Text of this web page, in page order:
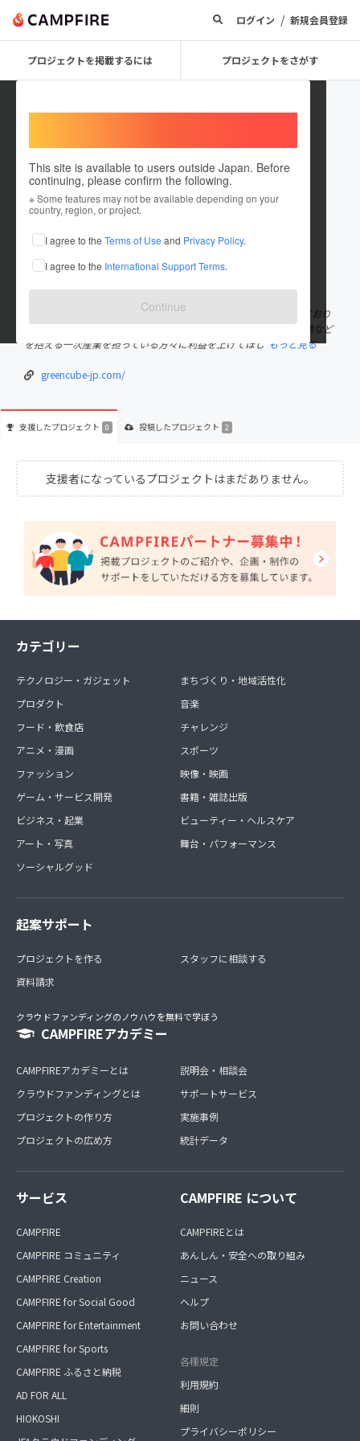
ログイン / 新規会員登録
プロジェクトを掲載するには プロジェクトをさがす
This site is available to users outside Japan. Before
continuing, please confirm the following.
※ Some features may not be available depending on your
country, region, or project.
I agree to the Terms of Use and Privacy Policy.
I agree to the International Support Terms.
Continue
kaguyadai
これまでに2件のプロジェクトを投稿しています
在住国：日本 現在地：未設定
出身国：日本 出身地：熊本県
熊本県にある天草で養殖された鯛のブランディングと販売を行っており
ます株式会社グリーンキューブと申します。 私たちは「後継者問題など
を抱える一次産業を担っている方々に利益を上げてほし もっと見る
greencube-jp.com/
支援したプロジェクト 0 投稿したプロジェクト 2
支援者になっているプロジェクトはまだありません。
カテゴリー
テクノロジー・ガジェット
プロダクト
フード・飲食店
アニメ・漫画
ファッション
ゲーム・サービス開発
ビジネス・起業
アート・写真
ソーシャルグッド
まちづくり・地域活性化
音楽
チャレンジ
スポーツ
映像・映画
書籍・雑誌出版
ビューティー・ヘルスケア
舞台・パフォーマンス
起案サポート
プロジェクトを作る
資料請求
スタッフに相談する
クラウドファンディングのノウハウを無料で学ぼう
CAMPFIREアカデミー
CAMPFIREアカデミーとは
クラウドファンディングとは
プロジェクトの作り方
プロジェクトの広め方
説明会・相談会
サポートサービス
実施事例
統計データ
サービス
CAMPFIRE
CAMPFIRE コミュニティ
CAMPFIRE Creation
CAMPFIRE for Social Good
CAMPFIRE for Entertainment
CAMPFIRE for Sports
CAMPFIRE ふるさと納税
AD FOR ALL
HIOKOSHI
CAMPFIRE について
CAMPFIREとは
あんしん・安全への取り組み
ニュース
ヘルプ
お問い合わせ
各種規定
利用規約
細則
プライバシーポリシー